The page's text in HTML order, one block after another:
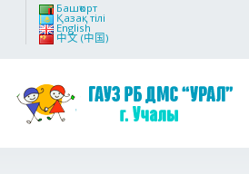
Башҡорт
Қазақ тілі
English
中文 (中国)